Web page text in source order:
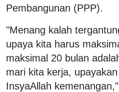
Pembangunan (PPP).
"Menang kalah
upaya kita harus
maksimal 20 bulan
mari kita kerja,
InsyaAllah